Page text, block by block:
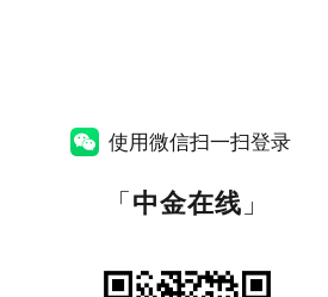
使用微信扫一扫登录
「中金在线 」